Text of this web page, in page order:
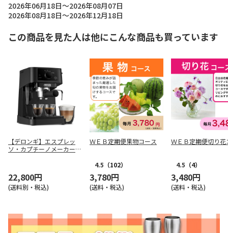
2026年06月18日～2026年08月07日
2026年08月18日～2026年12月18日
この商品を見た人は他にこんな商品も買っています
【デロンギ】エスプレッ
ソ・カプチーノメーカー
22,800円
(送料別・税込)
ＷＥＢ定期便果物コース
4.5 （102）
3,780円
(送料・税込)
ＷＥＢ定期便切り花
4.5 （4）
3,480円
(送料・税込)